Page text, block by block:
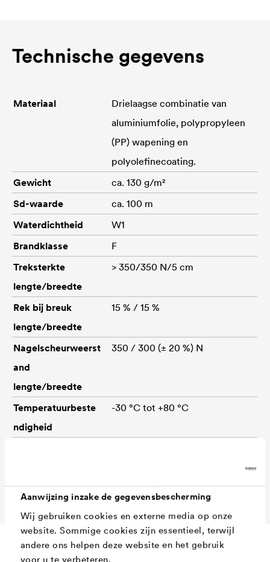
Aanwijzing inzake de gegevensbescherming
Wij gebruiken cookies en externe media op onze
website. Sommige cookies zijn essentieel, terwijl
andere ons helpen deze website en het gebruik
voor u te verbeteren.
Technische gegevens
Materiaal
Drielaagse combinatie van
aluminiumfolie, polypropyleen
(PP) wapening en
polyolefinecoating.
Gewicht
ca. 130 g/m²
Sd-waarde
ca. 100 m
Waterdichtheid
W1
Brandklasse
F
Treksterkte
lengte/breedte
> 350/350 N/5 cm
Rek bij breuk
lengte/breedte
15 % / 15 %
Nagelscheurweerst
and
lengte/breedte
350 / 300 (± 20 %) N
Temperatuurbeste
ndigheid
-30 °C tot +80 °C
50 m x 3 m (Art.-nr. 02207462)